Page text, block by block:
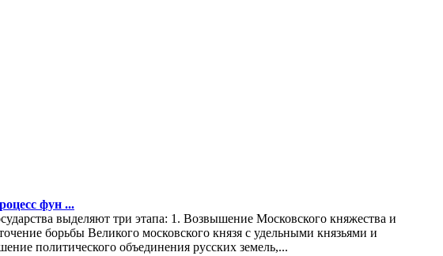
фун ...
выделяют три этапа: 1. Возвышение Московского княжества и
борьбы Великого московского князя с удельными князьями и
политического объединения русских земель,...